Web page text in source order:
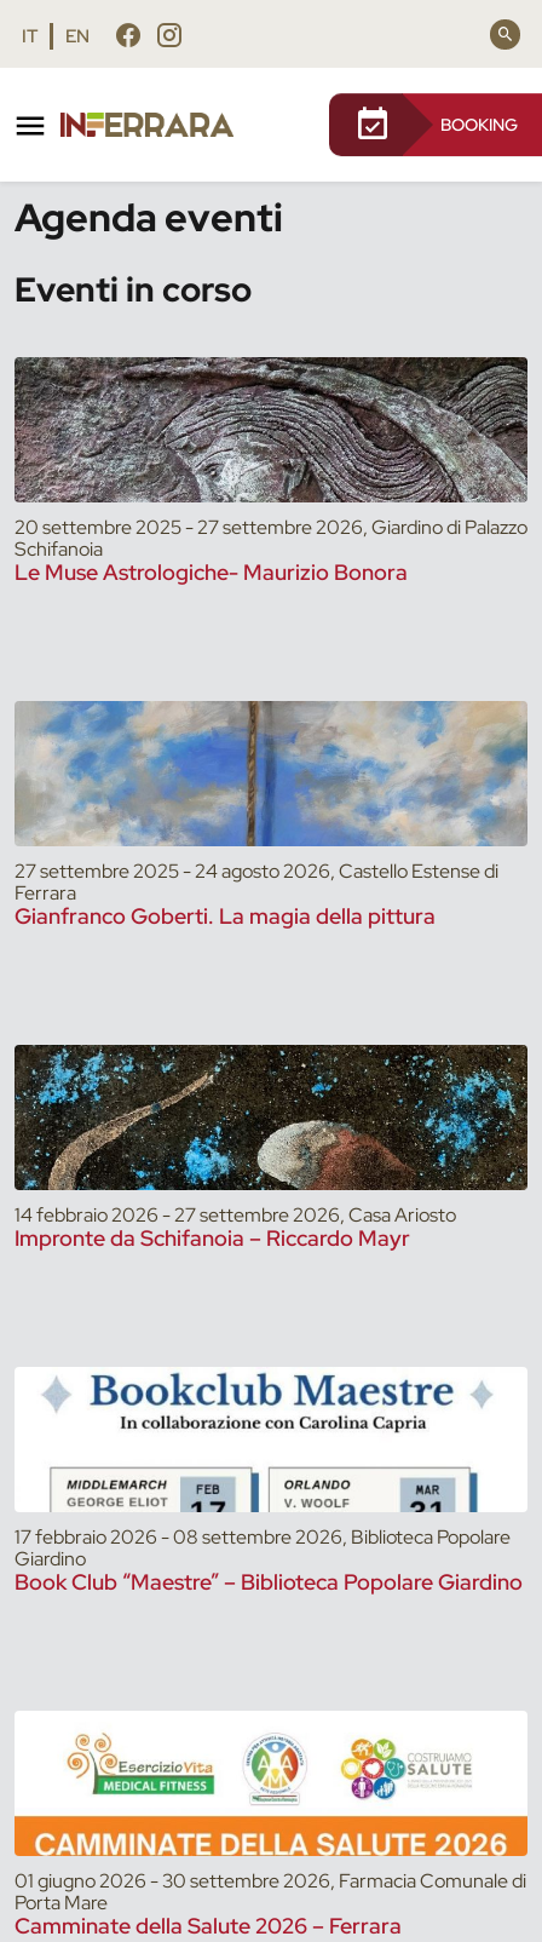
Vai al contenuto principale
Vai al footer
IT EN
BOOKING
Agenda eventi
Eventi in corso
20 settembre 2025 - 27 settembre 2026, Giardino di Palazzo
Schifanoia
Le Muse Astrologiche- Maurizio Bonora
27 settembre 2025 - 24 agosto 2026, Castello Estense di
Ferrara
Gianfranco Goberti. La magia della pittura
14 febbraio 2026 - 27 settembre 2026, Casa Ariosto
Impronte da Schifanoia – Riccardo Mayr
17 febbraio 2026 - 08 settembre 2026, Biblioteca Popolare
Giardino
Book Club “Maestre” – Biblioteca Popolare Giardino
01 giugno 2026 - 30 settembre 2026, Farmacia Comunale di
Porta Mare
Camminate della Salute 2026 – Ferrara